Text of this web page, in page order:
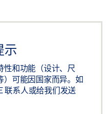
示
性和功能（设计、尺
）可能因国家而异。如
联系人或给我们发送